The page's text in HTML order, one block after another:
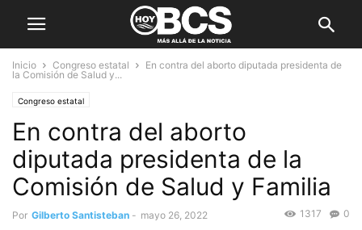
Inicio Congreso estatal
En contra del aborto diputada presidenta de
la Comisión de Salud y...
Congreso estatal
En contra del aborto
diputada presidenta de la
Comisión de Salud y Familia
Por Gilberto Santisteban - mayo 26, 2022 0
1317